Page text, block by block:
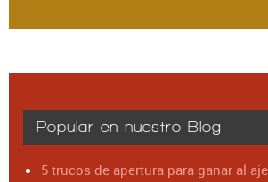
Popular en nuestro Blog
5 trucos de apertura para ganar al